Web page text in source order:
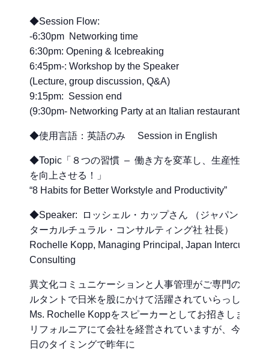
◆Session Flow:
-6:30pm Networking time
6:30pm: Opening & Icebreaking
6:45pm-: Workshop by the Speaker
(Lecture, group discussion, Q&A)
9:15pm: Session end
(9:30pm- Networking Party at an Italian restaurant)
◆使用言語：英語のみ Session in English
◆Topic「８つの習慣 – 働き方を変革し、生産性と効率
を向上させる！」
“8 Habits for Better Workstyle and Productivity”
◆Speaker: ロッシェル・カップさん （ジャパン・イン
ターカルチュラル・コンサルティング社 社長）
Rochelle Kopp, Managing Principal, Japan Intercultural
Consulting
異文化コミュニケーションと人事管理がご専門のコンサ
ルタントで日米を股にかけて活躍されていらっしゃる
Ms. Rochelle Koppをスピーカーとしてお招きします。
リフォルニアにて会社を経営されていますが、今回は来
日のタイミングで昨年に